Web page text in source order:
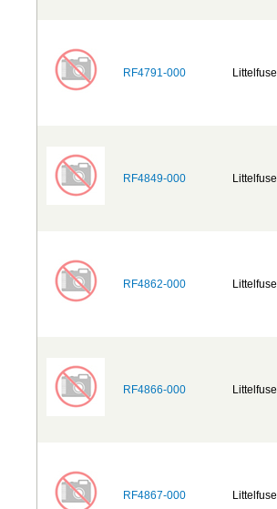
RF4791-000 Littelfuse
RF4849-000 Littelfuse
RF4862-000 Littelfuse
RF4866-000 Littelfuse
RF4867-000 Littelfuse